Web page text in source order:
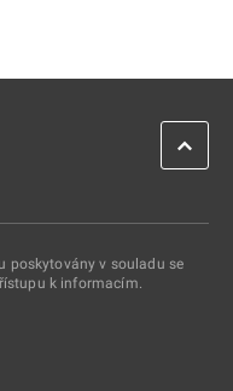
poskytovány v souladu se
k informacím.